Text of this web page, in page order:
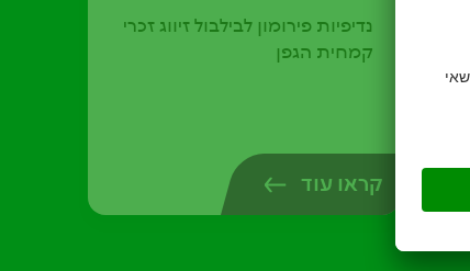
נדיפיות פירומון לבילבול זיווג זכרי
קמחית הגפן
קראו עוד